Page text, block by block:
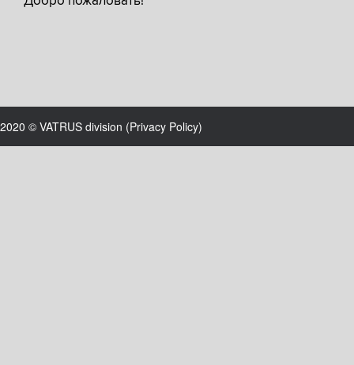
2020 © VATRUS division (Privacy Policy)